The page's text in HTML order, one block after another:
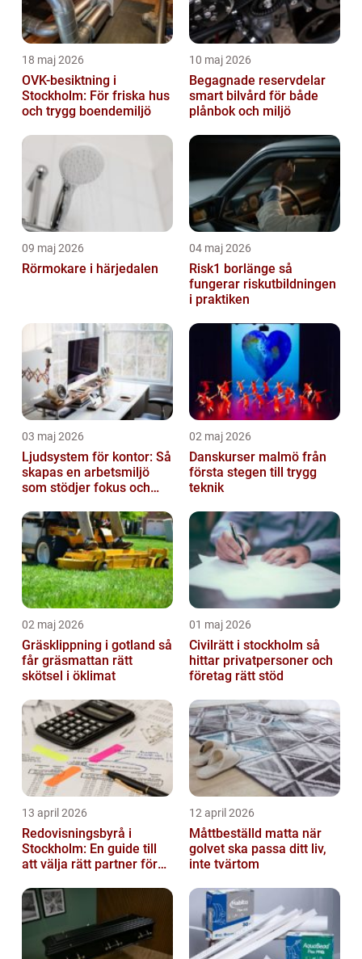
18 maj 2026
OVK-besiktning i
Stockholm: För friska hus
och trygg boendemiljö
10 maj 2026
Begagnade reservdelar
smart bilvård för både
plånbok och miljö
09 maj 2026
Rörmokare i härjedalen
04 maj 2026
Risk1 borlänge så
fungerar riskutbildningen
i praktiken
03 maj 2026
Ljudsystem för kontor: Så
skapas en arbetsmiljö
som stödjer fokus och
02 maj 2026
Danskurser malmö från
första stegen till trygg
teknik
02 maj 2026
Gräsklippning i gotland så
får gräsmattan rätt
skötsel i öklimat
01 maj 2026
Civilrätt i stockholm så
hittar privatpersoner och
företag rätt stöd
13 april 2026
Redovisningsbyrå i
Stockholm: En guide till
att välja rätt partner för
12 april 2026
Måttbeställd matta när
golvet ska passa ditt liv,
inte tvärtom